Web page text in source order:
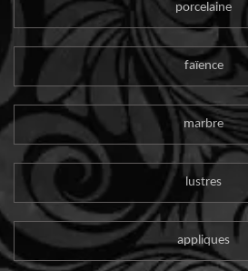
porcelaine
faïence
marbre
lustres
appliques